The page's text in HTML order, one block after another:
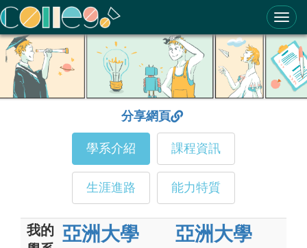
ColleGo! 大學選才與高中育才輔助系統
分享網頁
學系介紹 課程資訊
生涯進路 能力特質
我的 亞洲大學
亞洲大學